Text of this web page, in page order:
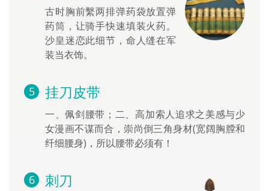
古时胸前繫两排弹药袋放置弹
药筒，让骑手快速填装火药。
沙皇迷恋此细节，命人缝在军
装当衣饰。
挂刀皮带
一、佩剑腰带；二、高加索人追求之美感与少
女漫画不谋而合，崇尚倒三角身材(宽阔胸膛和
纤细腰身)，所以腰带必须有！
刺刀